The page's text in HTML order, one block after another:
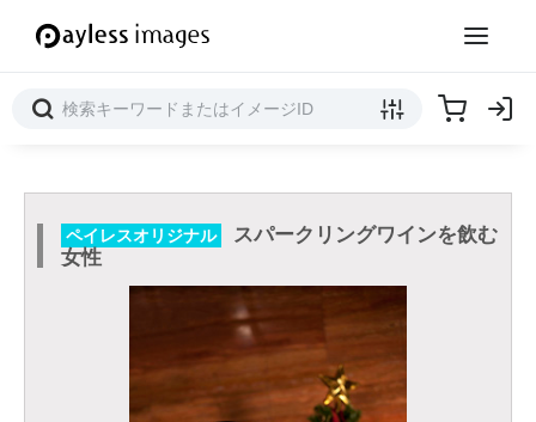
ペイレスオリジナル
スパークリングワインを飲む
女性